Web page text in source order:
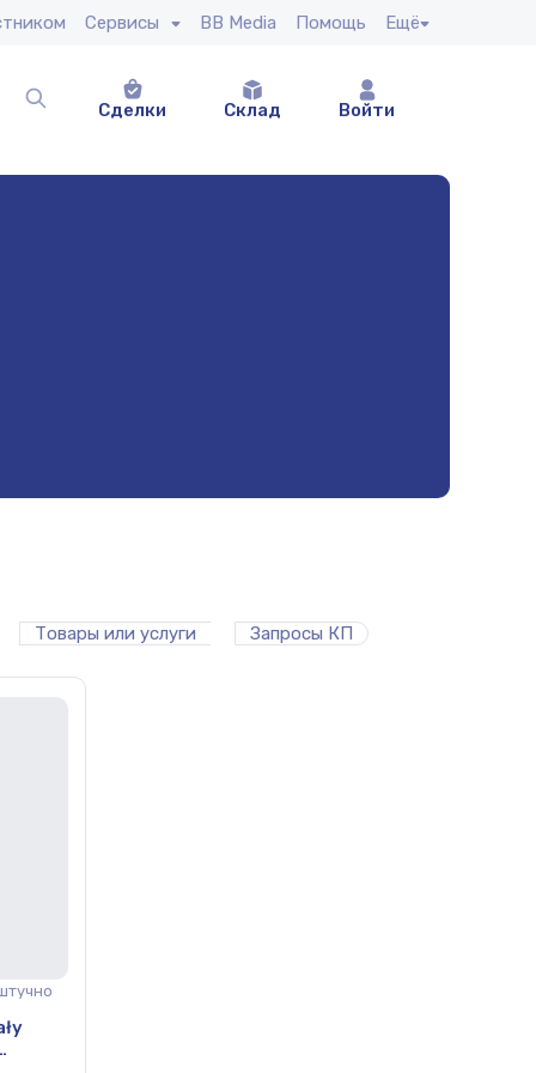
Сервисы BB Media Помощь Ещё
Сделки Склад Войти
Товары или услуги Запросы КП